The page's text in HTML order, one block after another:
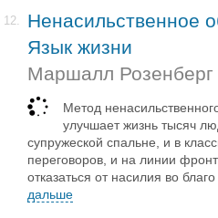
12.
Ненасильственное
Язык жизни
Маршалл Розенберг
Метод
улучшает жизнь тысяч
супружеской спальне, и в
переговоров, и на линии
отказаться от насилия во
дальше